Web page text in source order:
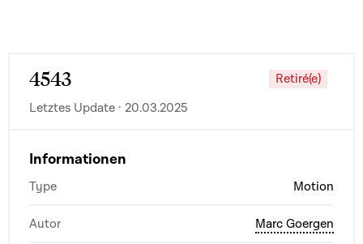
4543
Retiré(e)
Letztes Update · 20.03.2025
Informationen
Type Motion
Autor Marc Goergen